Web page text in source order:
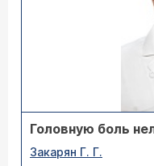
Головную боль
Закарян Г. Г.